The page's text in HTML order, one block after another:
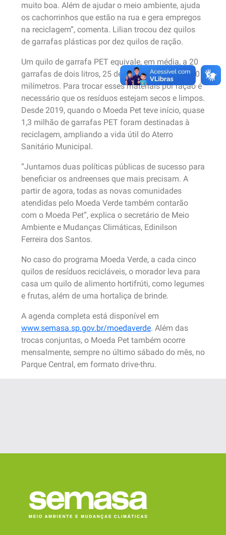
muito boa. Além de ajudar o meio ambiente, ajuda
os cachorrinhos que estão na rua e gera empregos
na reciclagem”, comenta. Lilian trocou dez quilos
de garrafas plásticas por dez quilos de ração.
Um quilo de garrafa PET equivale, em média, a 20
garrafas de dois litros, 25 de um litro ou 36 de 600
milímetros. Para trocar esses materiais por ração é
necessário que os resíduos estejam secos e limpos.
Desde 2019, quando o Moeda Pet teve início, quase
1,3 milhão de garrafas PET foram destinadas à
reciclagem, ampliando a vida útil do Aterro
Sanitário Municipal.
“Juntamos duas políticas públicas de sucesso para
beneficiar os andreenses que mais precisam. A
partir de agora, todas as novas comunidades
atendidas pelo Moeda Verde também contarão
com o Moeda Pet”, explica o secretário de Meio
Ambiente e Mudanças Climáticas, Edinilson
Ferreira dos Santos.
No caso do programa Moeda Verde, a cada cinco
quilos de resíduos recicláveis, o morador leva para
casa um quilo de alimento hortifrúti, como legumes
e frutas, além de uma hortaliça de brinde.
A agenda completa está disponível em
www.semasa.sp.gov.br/moedaverde. Além das
trocas conjuntas, o Moeda Pet também ocorre
mensalmente, sempre no último sábado do mês, no
Parque Central, em formato drive-thru.